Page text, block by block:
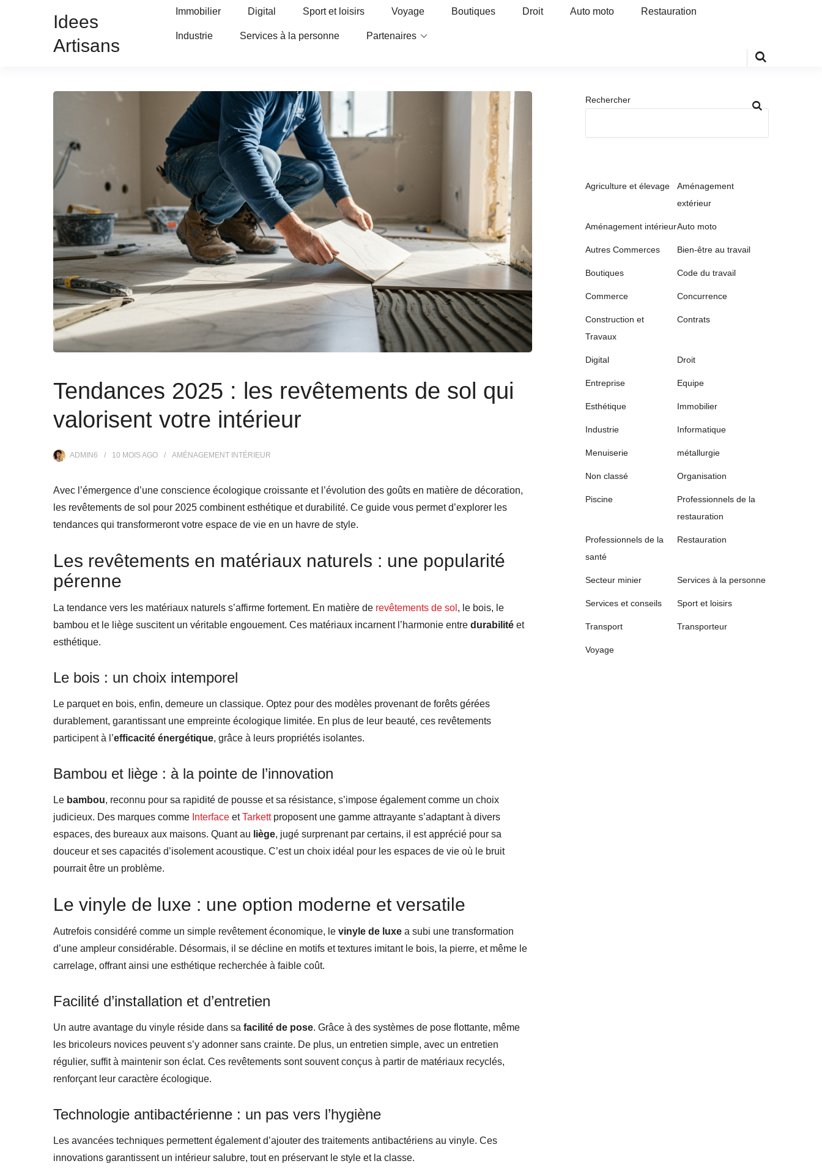
Idees
Artisans
Immobilier Digital Sport et loisirs Voyage Boutiques Droit Auto moto Restauration
Industrie Services à la personne Partenaires
Tendances 2025 : les revêtements de sol qui
valorisent votre intérieur
ADMIN6 10 MOISAGO AMÉNAGEMENT INTÉRIEUR
Avec l’émergence d’une conscience écologique croissante et l’évolution des goûts en matière de décoration,
les revêtements de sol pour 2025 combinent esthétique et durabilité. Ce guide vous permet d’explorer les
tendances qui transformeront votre espace de vie en un havre de style.
Les revêtements en matériaux naturels : une popularité
pérenne
La tendance vers les matériaux naturels s’affirme fortement. En matière de revêtements de sol , le bois, le
bambou et le liège suscitent un véritable engouement. Ces matériaux incarnent l’harmonie entre durabilité et
esthétique.
Le bois : un choix intemporel
Le parquet en bois, enfin, demeure un classique. Optez pour des modèles provenant de forêts gérées
durablement, garantissant une empreinte écologique limitée. En plus de leur beauté, ces revêtements
participent à l’efficacité énergétique, grâce à leurs propriétés isolantes.
Bambou et liège : à la pointe de l’innovation
Le bambou, reconnu pour sa rapidité de pousse et sa résistance, s’impose également comme un choix
judicieux. Des marques comme Interface etTarkettproposent une gamme attrayante s’adaptant à divers
espaces, des bureaux aux maisons. Quant au liège, jugé surprenant par certains, il est apprécié pour sa
douceur et ses capacités d’isolement acoustique. C’est un choix idéal pour les espaces de vie où le bruit
pourrait être un problème.
Le vinyle de luxe : une option moderne et versatile
Autrefois considéré comme un simple revêtement économique, le vinyle de luxe a subi une transformation
d’une ampleur considérable. Désormais, il se décline en motifs et textures imitant le bois, la pierre, et même le
carrelage, offrant ainsi une esthétique recherchée à faible coût.
Facilité d’installation et d’entretien
Un autre avantage du vinyle réside dans sa facilité de pose. Grâce à des systèmes de pose flottante, même
les bricoleurs novices peuvent s’y adonner sans crainte. De plus, un entretien simple, avec un entretien
régulier, suffit à maintenir son éclat. Ces revêtements sont souvent conçus à partir de matériaux recyclés,
renforçant leur caractère écologique.
Technologie antibactérienne : un pas vers l’hygiène
Les avancées techniques permettent également d’ajouter des traitements antibactériens au vinyle. Ces
innovations garantissent un intérieur salubre, tout en préservant le style et la classe.
Rechercher
Agriculture et élevage
Aménagement
extérieur
Aménagement intérieurAuto moto
Autres Commerces Bien-être au travail
Boutiques Code du travail
Commerce Concurrence
Construction et
Travaux
Contrats
Digital Droit
Entreprise Equipe
Esthétique Immobilier
Industrie Informatique
Menuiserie métallurgie
Non classé Organisation
Piscine
Professionnels de la
restauration
Professionnels de la
santé
Restauration
Secteur minier Services à la personne
Services et conseils Sport et loisirs
Transport Transporteur
Voyage